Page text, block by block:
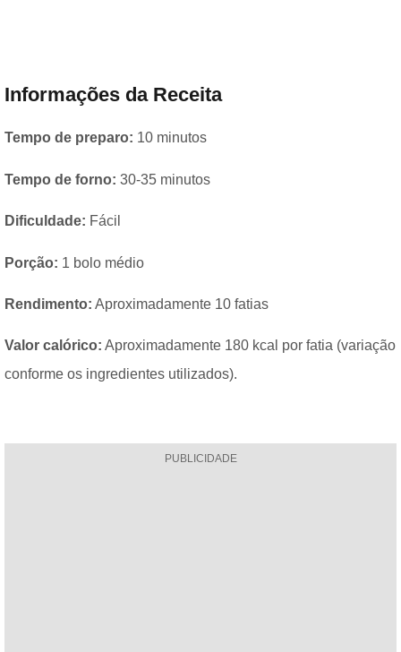
Informações da Receita
Tempo de preparo: 10 minutos
Tempo de forno: 30-35 minutos
Dificuldade: Fácil
Porção: 1 bolo médio
Rendimento: Aproximadamente 10 fatias
Valor calórico: Aproximadamente 180 kcal por fatia (variação
conforme os ingredientes utilizados).
PUBLICIDADE